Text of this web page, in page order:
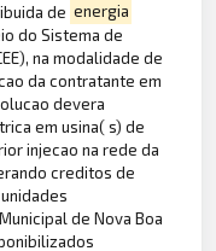
de energia
do Sistema de
na modalidade de
da contratante em
devera
em usina( s) de
injecao na rede da
creditos de
de Nova Boa